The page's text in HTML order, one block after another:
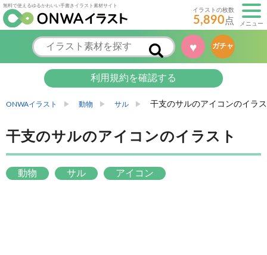
無料で使えるゆるかわいい手書きイラスト素材サイト
イラストの枚数
5,890点 メニュー
♥ ガチャ
利用規約を確認する
ONWAイラスト 動物 サル 干支のサルのアイコンのイラ
干支のサルのアイコンのイラスト
動物 サル アイコン